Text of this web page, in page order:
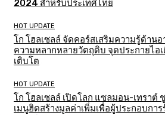
2024 สำหรับประเทศไทย
HOT UPDATE
โก โฮลเซลล์ จัดคอร์สเสริมความรู้ด้า
ความหลากหลายวัตถุดิบ จุดประกายไ
เติบโต
HOT UPDATE
โก โฮลเซลล์ เปิดโลก แซลมอน-เทรา
เมนูฮิตสร้างมูลค่าเพิ่มเพื่อผู้ประกอบกา